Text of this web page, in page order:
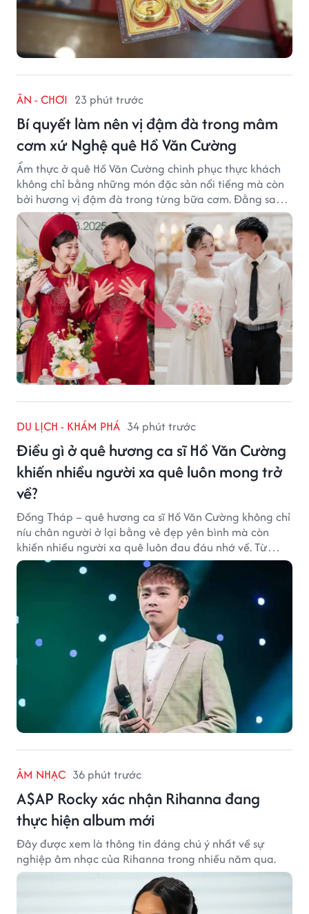
ĂN - CHƠI 23 phút trước
Bí quyết làm nên vị đậm đà trong mâm
cơm xứ Nghệ quê Hồ Văn Cường
Ẩm thực ở quê Hồ Văn Cường chinh phục thực khách
không chỉ bằng những món đặc sản nổi tiếng mà còn
bởi hương vị đậm đà trong từng bữa cơm. Đằng sau
nét giản dị ấy là những bí quyết được người dân gìn
giữ qua nhiều thế hệ.
DU LỊCH - KHÁM PHÁ 34 phút trước
Điều gì ở quê hương ca sĩ Hồ Văn Cường
khiến nhiều người xa quê luôn mong trở
về?
Đồng Tháp – quê hương ca sĩ Hồ Văn Cường không chỉ
níu chân người ở lại bằng vẻ đẹp yên bình mà còn
khiến nhiều người xa quê luôn đau đáu nhớ về. Từ
cảnh sắc, ẩm thực đến tình người mộc mạc, tất cả tạo
nên sức hút rất riêng của vùng đất sen hồng.
ÂM NHẠC 36 phút trước
A$AP Rocky xác nhận Rihanna đang
thực hiện album mới
Đây được xem là thông tin đáng chú ý nhất về sự
nghiệp âm nhạc của Rihanna trong nhiều năm qua.